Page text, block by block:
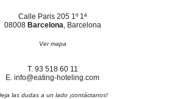
Calle Paris 205 1º 1ª
08008 Barcelona , Barcelona
Ver mapa
T. 93 518 60 11
E. info@eating-hoteling.com
las dudas a un lado ¡contáctanos!